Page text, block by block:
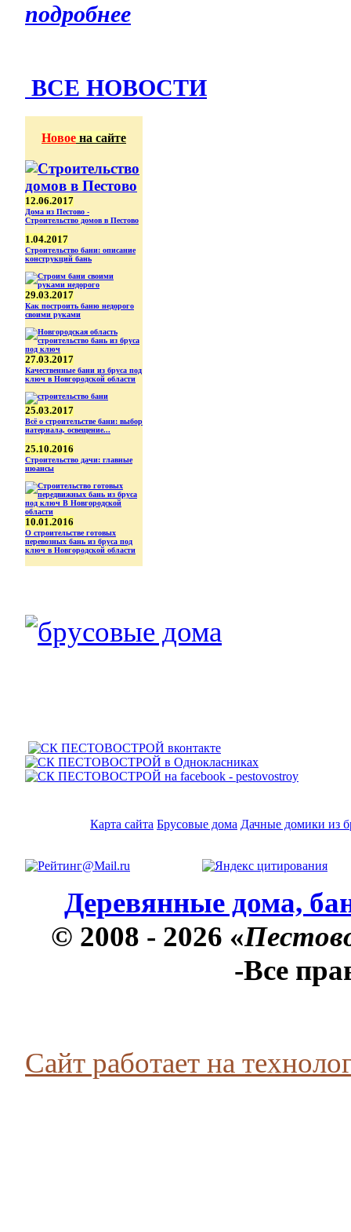
подробнее
ВСЕ НОВОСТИ
Новое на сайте
12.06.2017
Дома из Пестово -
Строительство домов в Пестово
1.04.2017
Строительство бани: описание
конструкций бань
29.03.2017
Как построить баню недорого
своими руками
27.03.2017
Качественные бани из бруса под
ключ в Новгородской области
25.03.2017
Всё о строительстве бани: выбор
иатериала, освещение...
25.10.2016
Строительство дачи: главные
нюансы
10.01.2016
О строительстве готовых
перевозных бань из бруса под
ключ в Новгородской области
Карта сайта Брусовые дома Дачные домики из
Деревянные дома,
© 2008 - 2026 «
-Все
Сайт работает на